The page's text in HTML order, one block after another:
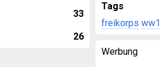
33
26
Tags
freikorps ww1
Werbung